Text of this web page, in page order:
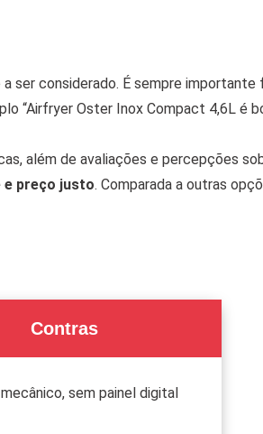
ser considerado. É sempre importante
“Airfryer Oster Inox Compact 4,6L é
além de avaliações e percepções
e preço justo. Comparada a outras
Contras
sem painel digital